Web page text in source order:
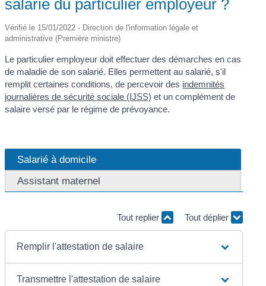
salarié du particulier employeur ?
Vérifié le 15/01/2022 - Direction de l'information légale et
administrative (Première ministre)
Le particulier employeur doit effectuer des démarches en cas
de maladie de son salarié. Elles permettent au salarié, s'il
remplit certaines conditions, de percevoir des indemnités
journalières de sécurité sociale (IJSS) et un complément de
salaire versé par le régime de prévoyance.
Salarié à domicile
Assistant maternel
Tout replier Tout déplier
Remplir l'attestation de salaire
Transmettre l'attestation de salaire